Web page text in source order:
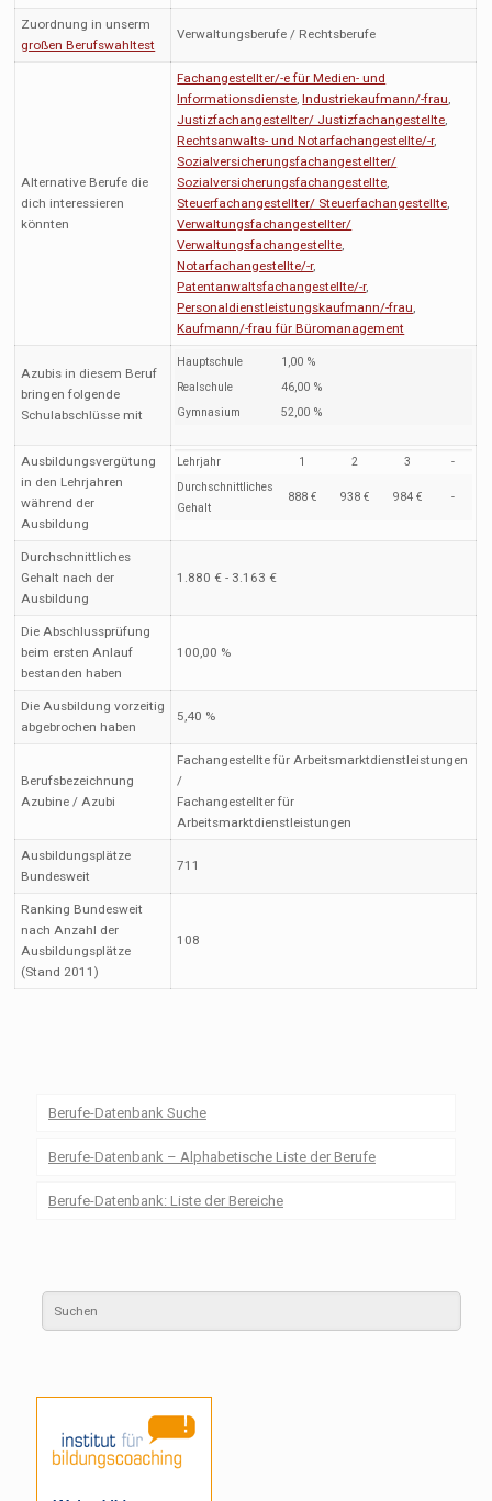
Zuordnung in unserm
großen Berufswahltest
Verwaltungsberufe / Rechtsberufe
Alternative Berufe die
dich interessieren
könnten
Fachangestellter/-e für Medien- und
Informationsdienste,Industriekaufmann/-frau,
Justizfachangestellter/ Justizfachangestellte,
Rechtsanwalts- und Notarfachangestellte/-r,
Sozialversicherungsfachangestellter/
Sozialversicherungsfachangestellte,
Steuerfachangestellter/ Steuerfachangestellte,
Verwaltungsfachangestellter/
Verwaltungsfachangestellte,
Notarfachangestellte/-r,
Patentanwaltsfachangestellte/-r,
Personaldienstleistungskaufmann/-frau,
Kaufmann/-frau für Büromanagement
Azubis in diesem Beruf
bringen folgende
Schulabschlüsse mit
Hauptschule
1,00 %
Realschule
46,00 %
Gymnasium
52,00 %
Ausbildungsvergütung
in den Lehrjahren
während der
Ausbildung
Lehrjahr 1 2 3
-
Durchschnittliches
Gehalt
888 € 938 € 984 € -
Durchschnittliches
Gehalt nach der
Ausbildung
1.880 € - 3.163 €
Die Abschlussprüfung
beim ersten Anlauf
bestanden haben
100,00 %
Die Ausbildung vorzeitig
abgebrochen haben
5,40 %
Berufsbezeichnung
Azubine / Azubi
Fachangestellte für Arbeitsmarktdienstleistungen
/
Fachangestellter für
Arbeitsmarktdienstleistungen
Ausbildungsplätze
Bundesweit
711
Ranking Bundesweit
nach Anzahl der
Ausbildungsplätze
(Stand 2011)
108
Berufe-Datenbank Suche
Berufe-Datenbank – Alphabetische Liste der Berufe
Berufe-Datenbank: Liste der Bereiche